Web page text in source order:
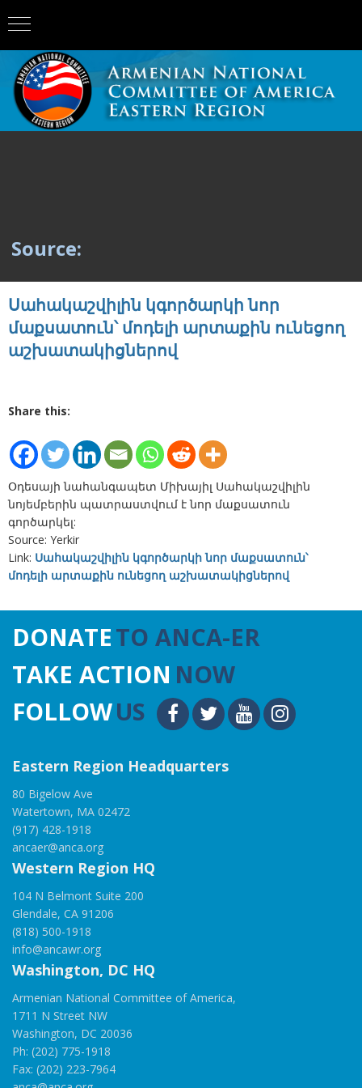
Source:
Սահակաշվիլին կգործարկի նոր
մաքսատուն՝ մոդելի արտաքին ունեցող
աշխատակիցներով
Share this:
Օդեսայի նահանգապետ Միխայիլ Սահակաշվիլին
նոյեմբերին պատրաստվում է նոր մաքսատուն
գործարկել:
Source: Yerkir
Link: Սահակաշվիլին կգործարկի նոր մաքսատուն՝
մոդելի արտաքին ունեցող աշխատակիցներով
DONATETO ANCA-ER
TAKE ACTION NOW
FOLLOWUS
Eastern Region Headquarters
80 Bigelow Ave
Watertown, MA 02472
(917) 428-1918
ancaer@anca.org
Western Region HQ
104 N Belmont Suite 200
Glendale, CA 91206
(818) 500-1918
info@ancawr.org
Washington, DC HQ
Armenian National Committee of America,
1711 N Street NW
Washington, DC 20036
Ph: (202) 775-1918
Fax: (202) 223-7964